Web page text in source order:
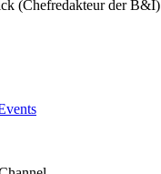
(Chefredakteur der B&I)